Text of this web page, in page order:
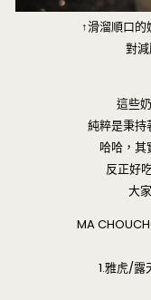
↑滑溜順口
對
這些
純粹是秉持
哈哈，其
反正好
大
MA
1.雅虎/